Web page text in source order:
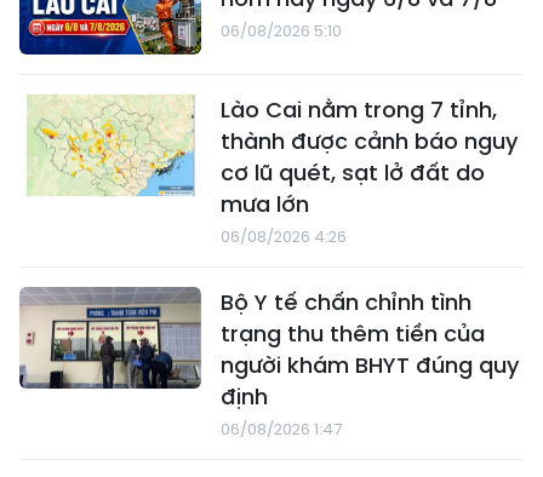
06/08/2026 5:10
Lào Cai nằm trong 7 tỉnh,
thành được cảnh báo nguy
cơ lũ quét, sạt lở đất do
mưa lớn
06/08/2026 4:26
Bộ Y tế chấn chỉnh tình
trạng thu thêm tiền của
người khám BHYT đúng quy
định
06/08/2026 1:47